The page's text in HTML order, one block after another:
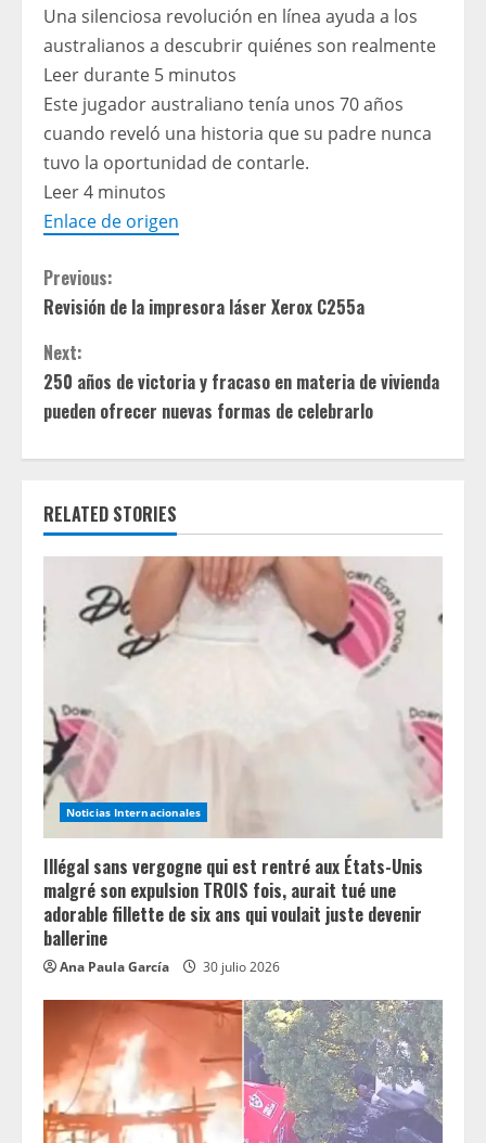
Una silenciosa revolución en línea ayuda a los
australianos a descubrir quiénes son realmente
Leer durante 5 minutos
Este jugador australiano tenía unos 70 años
cuando reveló una historia que su padre nunca
tuvo la oportunidad de contarle.
Leer 4 minutos
Enlace de origen
C
o
n
t
i
n
u
e
R
e
a
d
i
n
g
Previous:
Revisión de la impresora láser Xerox C255a
Next:
250 años de victoria y fracaso en materia de vivienda
pueden ofrecer nuevas formas de celebrarlo
RELATED STORIES
Noticias Internacionales
Illégal sans vergogne qui est rentré aux États-Unis
malgré son expulsion TROIS fois, aurait tué une
adorable fillette de six ans qui voulait juste devenir
ballerine
Ana Paula García 30 julio 2026